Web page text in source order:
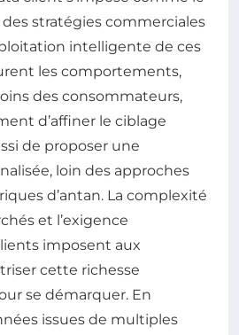
stratégies commerciales
intelligente de ces
les comportements,
des consommateurs,
d’affiner le ciblage
de proposer une
loin des approches
d’antan. La complexité
et l’exigence
imposent aux
cette richesse
se démarquer. En
issues de multiples